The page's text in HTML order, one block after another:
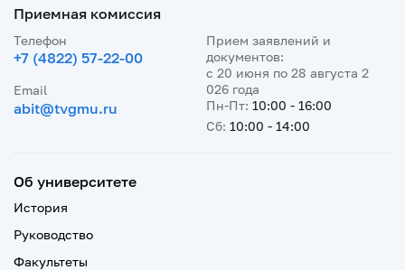
Приемная комиссия
Телефон
+7 (4822) 57-22-00
Email
abit@tvgmu.ru
Прием заявлений и
документов:
с 20 июня по 28 августа 2
026 года
Пн-Пт: 10:00 - 16:00
Сб: 10:00 - 14:00
Об университете
История
Руководство
Факультеты